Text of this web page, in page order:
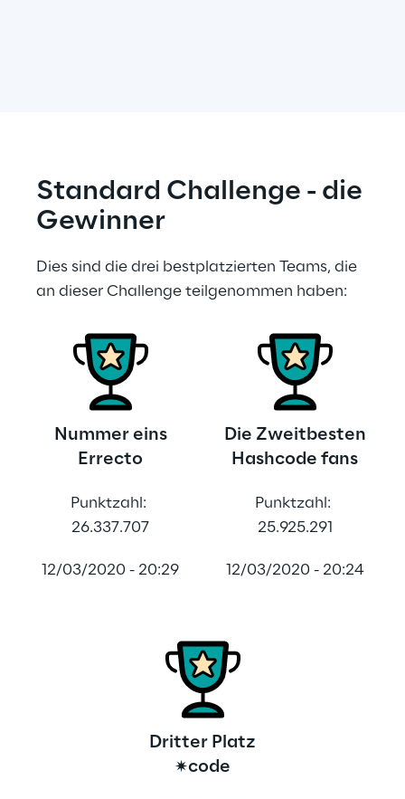
Standard Challenge - die
Gewinner
Dies sind die drei bestplatzierten Teams, die
an dieser Challenge teilgenommen haben:
Nummer eins
Errecto
Punktzahl:
26.337.707
12/03/2020 - 20:29
Die Zweitbesten
Hashcode fans
Punktzahl:
25.925.291
12/03/2020 - 20:24
Dritter Platz
✷code